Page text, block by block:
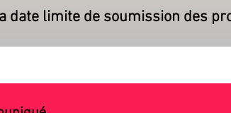
date limite de soumission des